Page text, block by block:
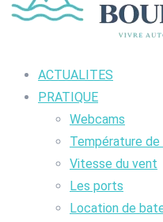
ACTUALITES
PRATIQUE
Webcams
Température de
Vitesse du vent
Les ports
Location de